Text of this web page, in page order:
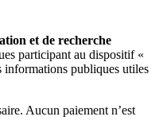
et de recherche
participant au dispositif «
informations publiques utiles
Aucun paiement n’est